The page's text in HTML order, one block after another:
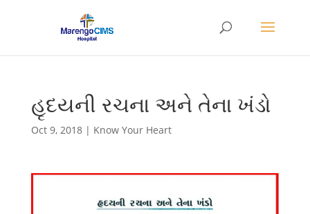
હૃદયની રચના અને તેના ખંડો
Oct 9, 2018| Know Your Heart